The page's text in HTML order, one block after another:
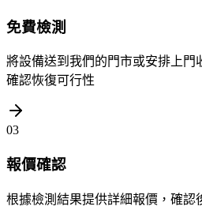
免費檢測
將設備送到我們的門市或安排上門
確認恢復可行性
03
報價確認
根據檢測結果提供詳細報價，確認